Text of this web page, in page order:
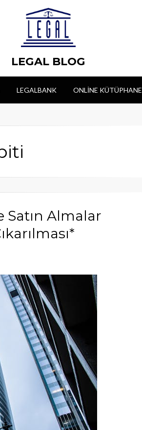
LEGAL BLOG
LEGALBANK ONLINE KÜTÜPHANE
Satın Almalar